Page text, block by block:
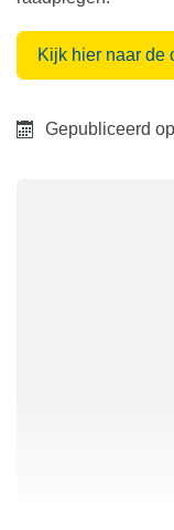
Kijk hier naar de
Gepubliceerd op